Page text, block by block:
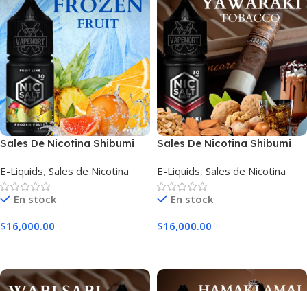
Sales De Nicotina Shibumi
E-Liquids, Sales de Nicotina
En stock
$16,000.00
Sales De Nicotina Shibumi
E-Liquids, Sales de Nicotina
En stock
$16,000.00